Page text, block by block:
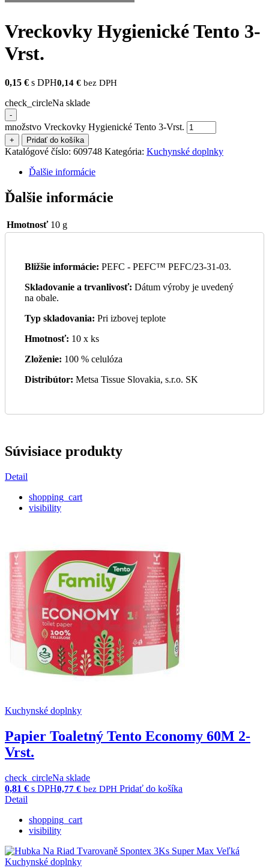
Vreckovky Hygienické Tento 3-
Vrst.
0,15 € s DPH0,14 € bez DPH
check_circleNa sklade
-
množstvo Vreckovky Hygienické Tento 3-Vrst.
+ Pridať do košíka
Katalógové číslo: 609748 Kategória: Kuchynské doplnky
Ďalšie informácie
Ďalšie informácie
Hmotnosť 10 g
Bližšie informácie: PEFC - PEFC™ PEFC/23-31-03.
Skladovanie a trvanlivosť: Dátum výroby je uvedený
na obale.
Typ skladovania: Pri izbovej teplote
Hmotnosť: 10 x ks
Zloženie: 100 % celulóza
Distribútor: Metsa Tissue Slovakia, s.r.o. SK
Súvisiace produkty
Detail
shopping_cart
visibility
Kuchynské doplnky
Papier Toaletný Tento Economy 60M 2-
Vrst.
check_circleNa sklade
0,81 € s DPH0,77 € bez DPH Pridať do košíka
Detail
shopping_cart
visibility
Kuchynské doplnky